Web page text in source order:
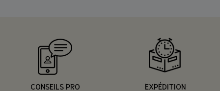
CONSEILS PRO EXPÉDITION